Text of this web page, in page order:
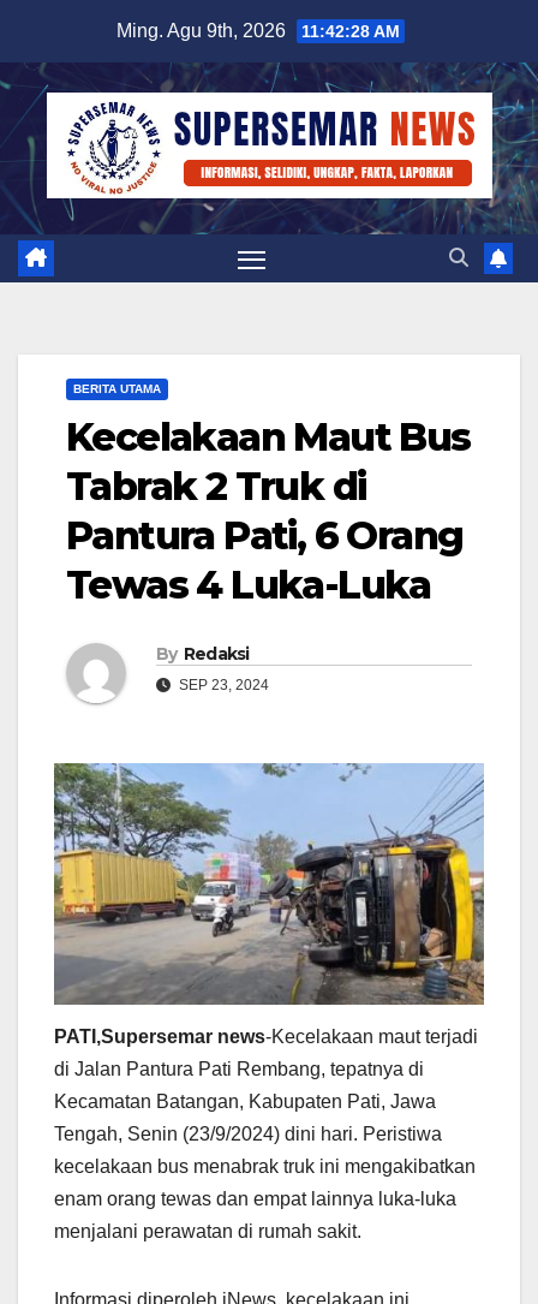
content
Ming. Agu 9th, 2026 11:42:29 AM
BERITA UTAMA
Kecelakaan Maut Bus
Tabrak 2 Truk di
Pantura Pati, 6 Orang
Tewas 4 Luka-Luka
By Redaksi
SEP 23, 2024
PATI,Supersemar news-Kecelakaan maut terjadi
di Jalan Pantura Pati Rembang, tepatnya di
Kecamatan Batangan, Kabupaten Pati, Jawa
Tengah, Senin (23/9/2024) dini hari. Peristiwa
kecelakaan bus menabrak truk ini mengakibatkan
enam orang tewas dan empat lainnya luka-luka
menjalani perawatan di rumah sakit.